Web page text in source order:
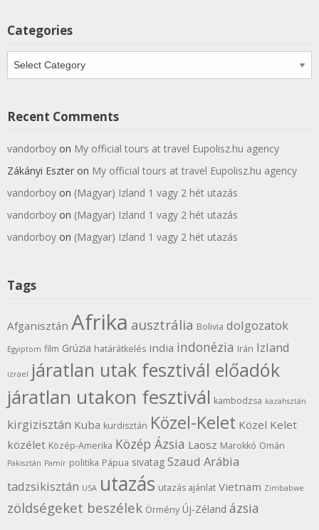
Categories
Recent Comments
vandorboy on My official tours at travel Eupolisz.hu agency
Zákányi Eszter on My official tours at travel Eupolisz.hu agency
vandorboy on (Magyar) Izland 1 vagy 2 hét utazás
vandorboy on (Magyar) Izland 1 vagy 2 hét utazás
vandorboy on (Magyar) Izland 1 vagy 2 hét utazás
Tags
Afganisztán Afrika ausztrália Bolivia dolgozatok
Egyiptom film Grúzia határátkelés india indonézia Irán Izland
izrael járatlan utak fesztivál előadók
járatlan utakon fesztivál kambodzsa kazahsztán
kirgizisztán Kuba kurdisztán Közel-Kelet Közel Kelet
közélet Közép-Amerika Közép Ázsia Laosz Marokkó Omán
Pakisztán Pamír politika Pápua sivatag Szaud Arábia
tadzsikisztán USA utazás utazás ajánlat Vietnam Zimbabwe
zöldségeket beszélek Örmény Új-Zéland ázsia